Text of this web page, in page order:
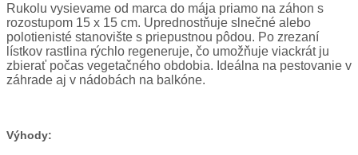
Rukolu vysievame od marca do mája priamo na záhon s
rozostupom 15 x 15 cm. Uprednostňuje slnečné alebo
polotienisté stanovište s priepustnou pôdou. Po zrezaní
lístkov rastlina rýchlo regeneruje, čo umožňuje viackrát ju
zbierať počas vegetačného obdobia. Ideálna na pestovanie v
záhrade aj v nádobách na balkóne.
Výhody: